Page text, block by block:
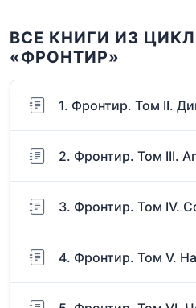
ВСЕ КНИГИ ИЗ
«ФРОНТИР»
1. Фронтир. Том II.
2. Фронтир. Том III.
3. Фронтир. Том IV.
4. Фронтир. Том V.